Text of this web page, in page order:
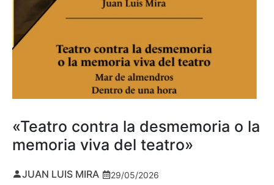
«Teatro contra la desmemoria o la
memoria viva del teatro»
JUAN LUIS MIRA 29/05/2026